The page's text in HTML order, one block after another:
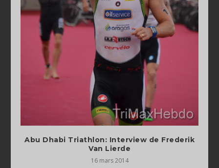
Abu Dhabi Triathlon: Interview de Frederik
Van Lierde
16 mars 2014